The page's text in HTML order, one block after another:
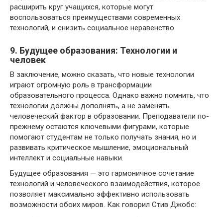
расширить круг учащихся, которые могут
воспользоваться преимуществами современных
технологий, и снизить социальное неравенство.
9. Будущее образования: Технологии и
человек
В заключение, можно сказать, что новые технологии
играют огромную роль в трансформации
образовательного процесса. Однако важно помнить, что
технологии должны дополнять, а не заменять
человеческий фактор в образовании. Преподаватели по-
прежнему остаются ключевыми фигурами, которые
помогают студентам не только получать знания, но и
развивать критическое мышление, эмоциональный
интеллект и социальные навыки.
Будущее образования — это гармоничное сочетание
технологий и человеческого взаимодействия, которое
позволяет максимально эффективно использовать
возможности обоих миров. Как говорил Стив Джобс: